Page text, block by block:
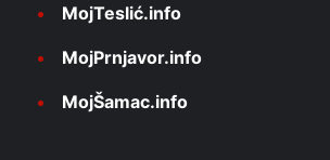
MojTeslić.info
MojPrnjavor.info
MojŠamac.info